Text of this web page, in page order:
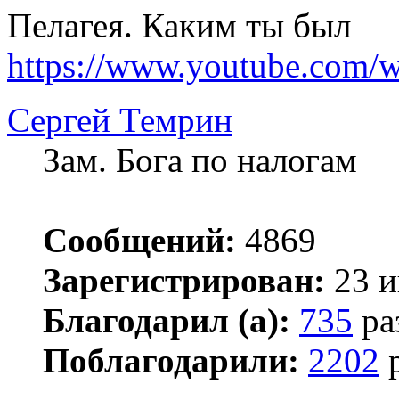
Пелагея. Каким ты был
https://www.youtube.com/
Сергей Темрин
Зам. Бога по налогам
Сообщений: 4869
Зарегистрирован: 23
Благодарил (а): 735
Поблагодарили: 2202